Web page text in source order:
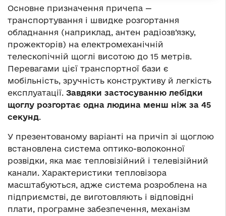
Основне призначення причепа —
транспортування і швидке розгортання
обладнання (наприклад, антен радіозв’язку,
прожекторів) на електромеханічній
телескопічній щоглі висотою до 15 метрів.
Перевагами цієї транспортної бази є
мобільність, зручність конструктиву й легкість
експлуатації. Завдяки застосуванню лебідки
щоглу розгортає одна людина менш ніж за 45
секунд.
У презентованому варіанті на причіп зі щоглою
встановлена система оптико-волоконної
розвідки, яка має тепловізійний і телевізійний
канали. Характеристики тепловізора
масштабуються, адже система розроблена на
підприємстві, де виготовляють і відповідні
плати, програмне забезпечення, механізм